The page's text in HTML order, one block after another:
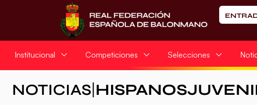
Institucional Competiciones Selecciones
NOTICIAS